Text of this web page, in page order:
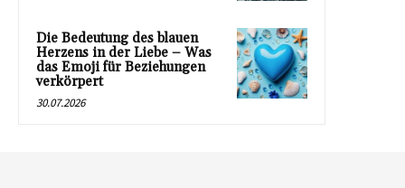
Die Bedeutung des blauen
Herzens in der Liebe – Was
das Emoji für Beziehungen
verkörpert
30.07.2026